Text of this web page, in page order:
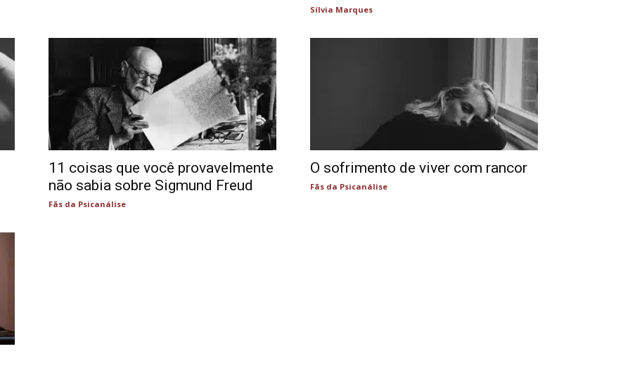
Sílvia Marques
11 coisas que você provavelmente
não sabia sobre Sigmund Freud
Fãs da Psicanálise
O sofrimento de viver com rancor
Fãs da Psicanálise